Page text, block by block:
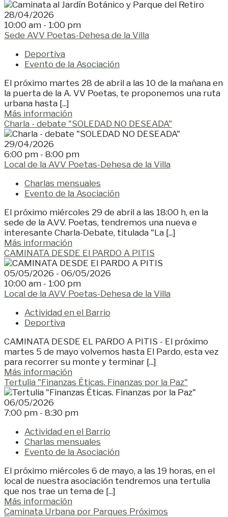
28/04/2026
10:00 am - 1:00 pm
Sede AVV Poetas-Dehesa de la Villa
Deportiva
Evento de la Asociación
El próximo martes 28 de abril a las 10 de la mañana en
la puerta de la A. VV Poetas, te proponemos una ruta
urbana hasta [...]
Más información
Charla - debate "SOLEDAD NO DESEADA"
29/04/2026
6:00 pm - 8:00 pm
Local de la AVV Poetas-Dehesa de la Villa
Charlas mensuales
Evento de la Asociación
El próximo miércoles 29 de abril a las 18:00 h, en la
sede de la A.VV. Poetas, tendremos una nueva e
interesante Charla-Debate, titulada "La [...]
Más información
CAMINATA DESDE El PARDO A PITIS
05/05/2026 - 06/05/2026
10:00 am - 1:00 pm
Local de la AVV Poetas-Dehesa de la Villa
Actividad en el Barrio
Deportiva
CAMINATA DESDE EL PARDO A PITIS - El próximo
martes 5 de mayo volvemos hasta El Pardo, esta vez
para recorrer su monte y terminar [...]
Más información
Tertulia "Finanzas Éticas. Finanzas por la Paz"
06/05/2026
7:00 pm - 8:30 pm
Actividad en el Barrio
Charlas mensuales
Evento de la Asociación
El próximo miércoles 6 de mayo, a las 19 horas, en el
local de nuestra asociación tendremos una tertulia
que nos trae un tema de [...]
Más información
Caminata Urbana por Parques Próximos